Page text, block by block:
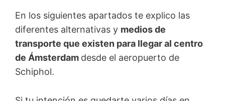
En los siguientes apartados te explico las
diferentes alternativas y medios de
transporte que existen para llegar al centro
de Ámsterdam desde el aeropuerto de
Schiphol.